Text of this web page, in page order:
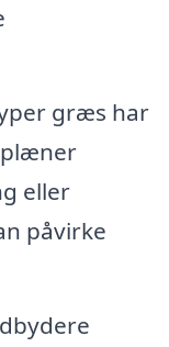
græs har
plæner
eller
påvirke